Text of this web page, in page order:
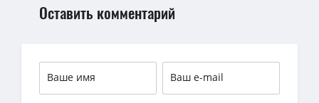
Оставить комментарий